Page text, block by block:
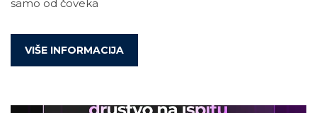
samo od čoveka
VIŠE INFORMACIJA